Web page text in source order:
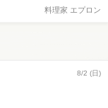
料理家 エプロン
8/2 (日)